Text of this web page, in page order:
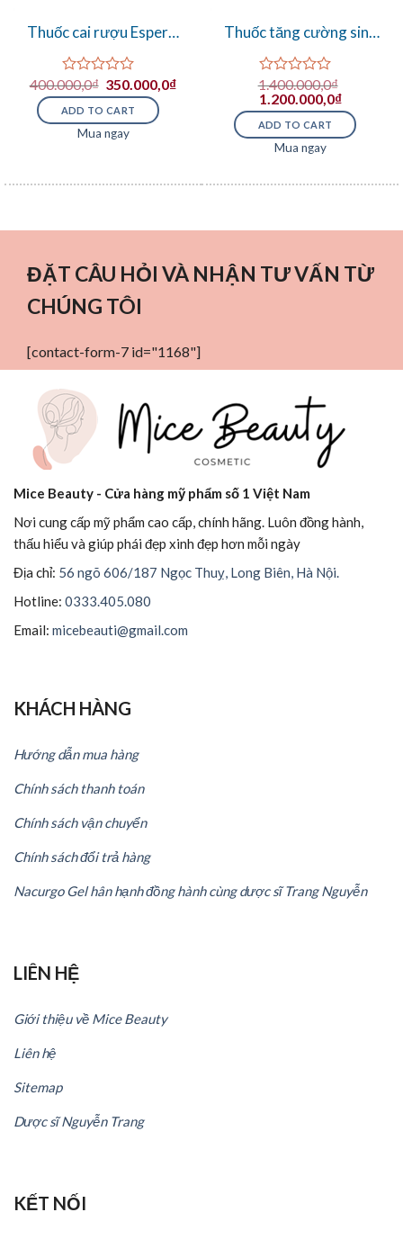
Thuốc cai rượu Esperal
Rated
0
out
of
400.000,0₫ 350.000,0₫
ADD TO CART
Mua ngay
Thuốc tăng cường sinh
Rated
0
out
of
5
1.400.000,0₫
1.200.000,0₫
ADD TO CART
Mua ngay
ĐẶT CÂU HỎI VÀ NHẬN TƯ VẤN TỪ
CHÚNG TÔI
[contact-form-7 id="1168"]
Mice Beauty - Cửa hàng mỹ phẩm số 1 Việt Nam
Nơi cung cấp mỹ phẩm cao cấp, chính hãng. Luôn đồng hành,
thấu hiểu và giúp phái đẹp xinh đẹp hơn mỗi ngày
Địa chỉ: 56 ngõ 606/187 Ngọc Thuỵ, Long Biên, Hà Nội.
Hotline: 0333.405.080
Email: micebeauti@gmail.com
KHÁCH HÀNG
Hướng dẫn mua hàng
Chính sách thanh toán
Chính sách vận chuyển
Chính sách đổi trả hàng
Nacurgo Gel hân hạnh đồng hành cùng dược sĩ Trang Nguyễn
LIÊN HỆ
Giới thiệu về Mice Beauty
Liên hệ
Sitemap
Dược sĩ Nguyễn Trang
KẾT NỐI